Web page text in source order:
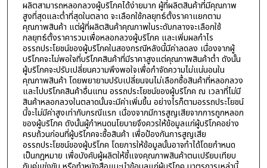
ผลิตสามารถหลอกลวงผู้บริโภคได้ง่ายมาก ผู้ที่ผลิตสินค้าที่มีคุณภาพ
สูงที่สุดและต่ำที่สุดในตลาด จะเลือกใช้กลยุทธ์ตั้งราคาแยกตาม
คุณภาพสินค้า แต่ผู้ที่ผลิตสินค้าคุณภาพในระดับกลางจะเลือกใช้
กลยุทธ์ตั้งราคารวมเพื่อหลอกลวงผู้บริโภค และเพิ่มผลกำไร
อรรถประโยชน์ของผู้บริโภคในสองกรณีหลังนี้มีค่าลดลง เนื่องจากผู้
บริโภคจะไม่พอใจที่บริโภคสินค้าที่มีราคาสูงแต่คุณภาพสินค้าต่ำ ดังนั้น
ผู้บริโภคจะปรับเปลี่ยนความพึงพอใจเพื่อกำจัดความไม่แน่นอนใน
คุณภาพสินค้า โดยพยายามปรับเปลี่ยนจนไม่เลือกซื้อสินค้าที่หลอกลวง
และไปบริโภคสินค้าอื่นแทน อรรถประโยชน์ของผู้บริโภค ณ เวลาที่ไม่มี
สินค้าหลอกลวงในตลาดนั้นจะมีค่าเพิ่มขึ้น อย่างไรก็ตามอรรถประโยชน์
นี้จะไม่มีค่าสูงเท่ากับกรณีแรก เนื่องจากมีการสูญเสียจากการถูกหลอก
ของผู้บริโภค ดังนั้นผู้กำหนดนโยบายจึงควรให้ข้อมูลแก่ผู้บริโภคอย่าง
ครบถ้วนก่อนที่ผู้บริโภคจะซื้อสินค้า เพื่อป้องกันการสูญเสีย
อรรถประโยชน์ของผู้บริโภค โดยการให้ข้อมูลนั้นอาจทำได้โดยกำหนด
เป็นกฎหมาย เพื่อบังคับผู้ผลิตให้ชี้แจงคุณภาพสินค้าตนเปรียบเทียบ